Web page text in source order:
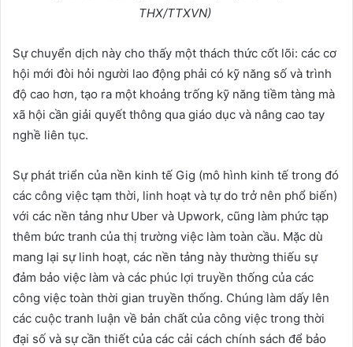
THX/TTXVN)
Sự chuyển dịch này cho thấy một thách thức cốt lõi: các cơ
hội mới đòi hỏi người lao động phải có kỹ năng số và trình
độ cao hơn, tạo ra một khoảng trống kỹ năng tiềm tàng mà
xã hội cần giải quyết thông qua giáo dục và nâng cao tay
nghề liên tục.
Sự phát triển của nền kinh tế Gig (mô hình kinh tế trong đó
các công việc tạm thời, linh hoạt và tự do trở nên phổ biến)
với các nền tảng như Uber và Upwork, cũng làm phức tạp
thêm bức tranh của thị trường việc làm toàn cầu. Mặc dù
mang lại sự linh hoạt, các nền tảng này thường thiếu sự
đảm bảo việc làm và các phúc lợi truyền thống của các
công việc toàn thời gian truyền thống. Chúng làm dấy lên
các cuộc tranh luận về bản chất của công việc trong thời
đại số và sự cần thiết của các cải cách chính sách để bảo